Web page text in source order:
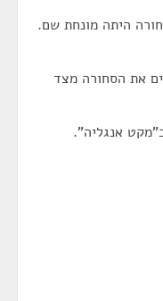
היתה מונחת שם.
את הסחורה מצד
אנגליה".